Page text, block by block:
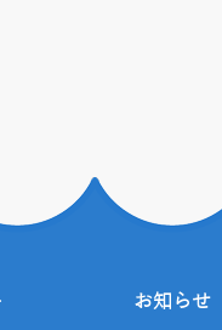
お知らせ